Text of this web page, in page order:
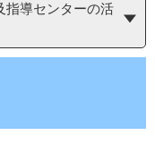
指導センターの活